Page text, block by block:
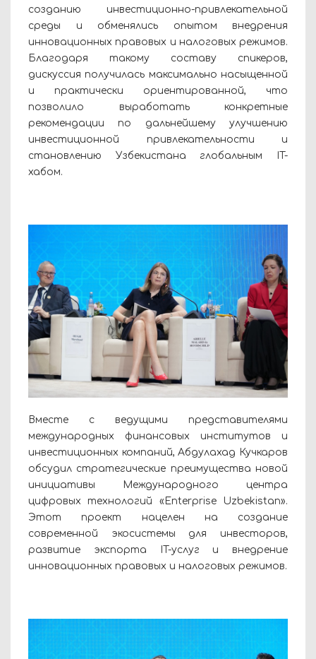
созданию инвестиционно-привлекательной
среды и обменялись опытом внедрения
инновационных правовых и налоговых режимов.
Благодаря такому составу спикеров,
дискуссия получилась максимально насыщенной
и практически ориентированной, что
позволило выработать конкретные
рекомендации по дальнейшему улучшению
инвестиционной привлекательности и
становлению Узбекистана глобальным IT-
хабом.
Вместе с ведущими представителями
международных финансовых институтов и
инвестиционных компаний, Абдулахад Кучкаров
обсудил стратегические преимущества новой
инициативы Международного центра
цифровых технологий «Enterprise Uzbekistan».
Этот проект нацелен на создание
современной экосистемы для инвесторов,
развитие экспорта IT-услуг и внедрение
инновационных правовых и налоговых режимов.